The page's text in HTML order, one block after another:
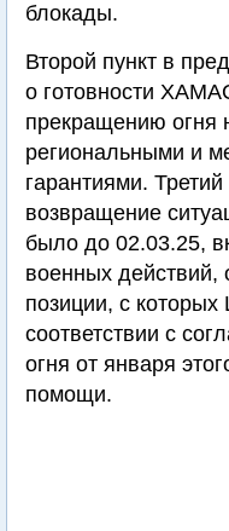
блокады.
Второй пункт в
о готовности
прекращению огня
региональными и
гарантиями.
возвращение
было до 02.03.25,
военных
позиции, с
соответствии с
огня от января
помощи.